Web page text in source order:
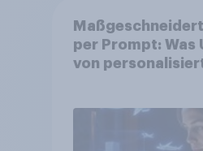
per Prompt: Was
von
bereits genutzt